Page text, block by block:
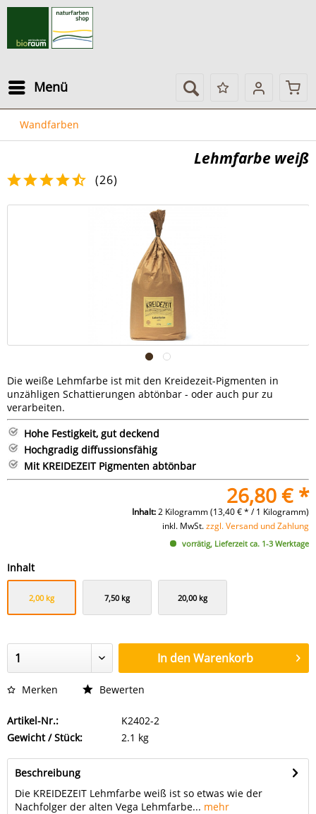
Menü
Wandfarben
Lehmfarbe weiß
(26)
Die weiße Lehmfarbe ist mit den Kreidezeit-Pigmenten in
unzähligen Schattierungen abtönbar - oder auch pur zu
verarbeiten.
Hohe Festigkeit, gut deckend
Hochgradig diffussionsfähig
Mit KREIDEZEIT Pigmenten abtönbar
26,80 € *
Inhalt:2 Kilogramm (13,40 € * / 1 Kilogramm)
inkl. MwSt.zzgl. Versand und Zahlung
vorrätig, Lieferzeit ca. 1-3 Werktage
Inhalt
2,00 kg 7,50 kg 20,00 kg
In denWarenkorb
Merken Bewerten
Artikel-Nr.:
K2402-2
Gewicht / Stück:
2.1 kg
Beschreibung
Die KREIDEZEIT Lehmfarbe weiß ist so etwas wie der
Nachfolger der alten Vega Lehmfarbe... mehr